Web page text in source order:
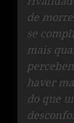
de
se
mais
haver
do que